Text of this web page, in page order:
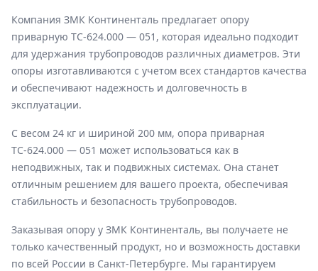
Компания ЗМК Континенталь предлагает опору
приварную ТС-624.000 — 051, которая идеально подходит
для удержания трубопроводов различных диаметров. Эти
опоры изготавливаются с учетом всех стандартов качества
и обеспечивают надежность и долговечность в
эксплуатации.
С весом 24 кг и шириной 200 мм, опора приварная
ТС-624.000 — 051 может использоваться как в
неподвижных, так и подвижных системах. Она станет
отличным решением для вашего проекта, обеспечивая
стабильность и безопасность трубопроводов.
Заказывая опору у ЗМК Континенталь, вы получаете не
только качественный продукт, но и возможность доставки
по всей России в Санкт-Петербурге. Мы гарантируем